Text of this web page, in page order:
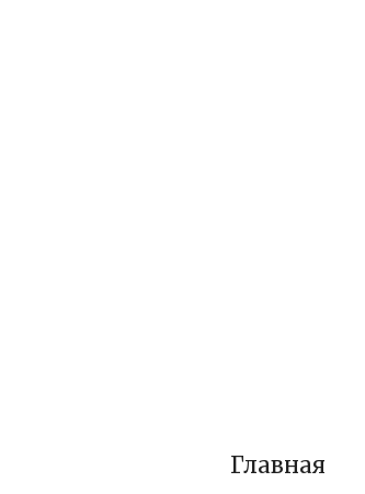
Главная